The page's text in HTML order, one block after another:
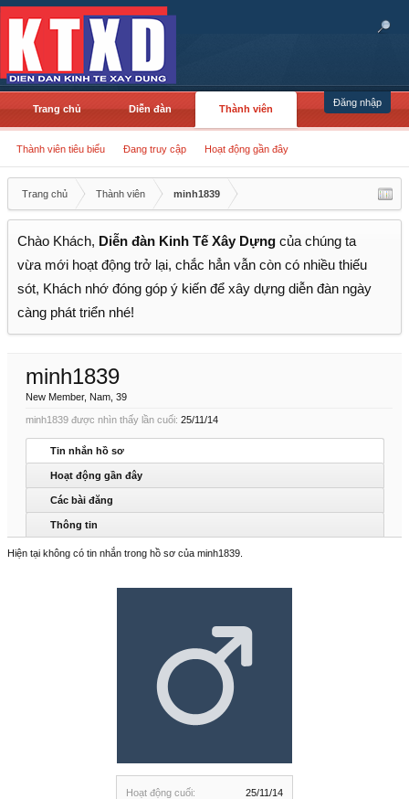
Đăng nhập
Trang chủ Diễn đàn Thành viên
Thành viên tiêu biểu Đang truy cập Hoạt động gần đây
Trang chủ Thành viên minh1839
Chào Khách, Diễn đàn Kinh Tế Xây Dựng của chúng ta
vừa mới hoạt động trở lại, chắc hẳn vẫn còn có nhiều thiếu
sót, Khách nhớ đóng góp ý kiến để xây dựng diễn đàn ngày
càng phát triển nhé!
Hoạt động cuối:
25/11/14
minh1839
New Member, Nam, 39
minh1839 được nhìn thấy lần cuối: 25/11/14
Tin nhắn hồ sơ
Hoạt động gần đây
Các bài đăng
Thông tin
Hiện tại không có tin nhắn trong hồ sơ của minh1839.